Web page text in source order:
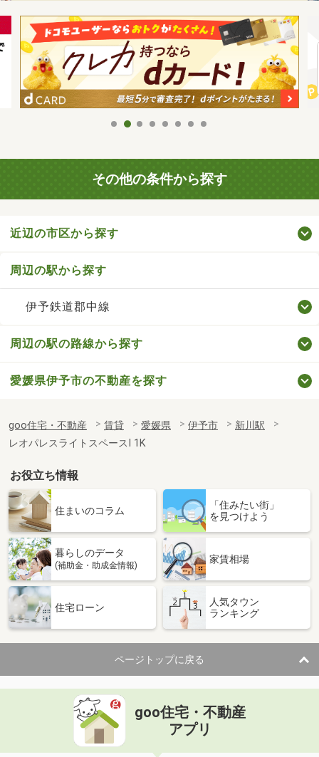
その他の条件から探す
近辺の市区から探す
周辺の駅から探す
伊予鉄道郡中線
周辺の駅の路線から探す
愛媛県伊予市の不動産を探す
goo住宅・不動産 賃貸 愛媛県 伊予市
新川駅
レオパレスライトスペースⅠ 1K
お役立ち情報
住まいのコラム
「住みたい街」
を見つけよう
暮らしのデータ
(補助金・助成金情報)
家賃相場
住宅ローン
人気タウン
ランキング
ページトップに戻る
goo住宅・不動産
アプリ